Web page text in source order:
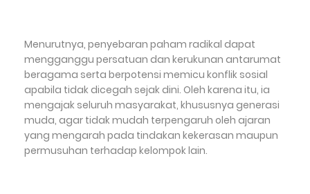
Menurutnya, penyebaran paham radikal dapat
mengganggu persatuan dan kerukunan antarumat
beragama serta berpotensi memicu konflik sosial
apabila tidak dicegah sejak dini. Oleh karena itu, ia
mengajak seluruh masyarakat, khususnya generasi
muda, agar tidak mudah terpengaruh oleh ajaran
yang mengarah pada tindakan kekerasan maupun
permusuhan terhadap kelompok lain.